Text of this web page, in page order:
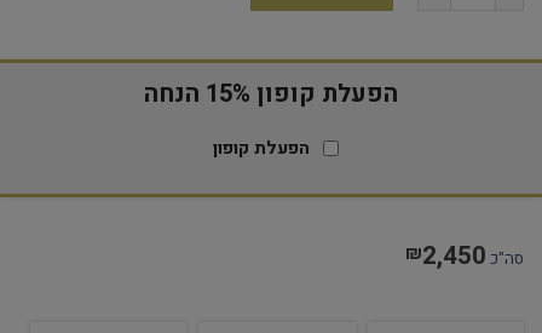
הפעלת קופון 15% הנחה
הפעלת קופון
סה"כ ₪2,450